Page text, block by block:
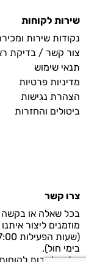
שירות לקוחות
נקודות שירות
צור קשר / בדיקת
תנאי שימוש
מדיניות פרטיות
הצהרת נגישות
ביטולים והחזרות
צרו קשר
בכל שאלה או
מוזמנים ליצור
(שעות
בימי חול).
טלפון לשרות לקוחות